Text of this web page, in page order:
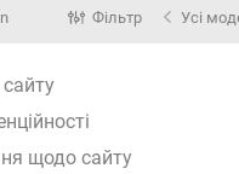
Фільтр Усі
щодо сайту